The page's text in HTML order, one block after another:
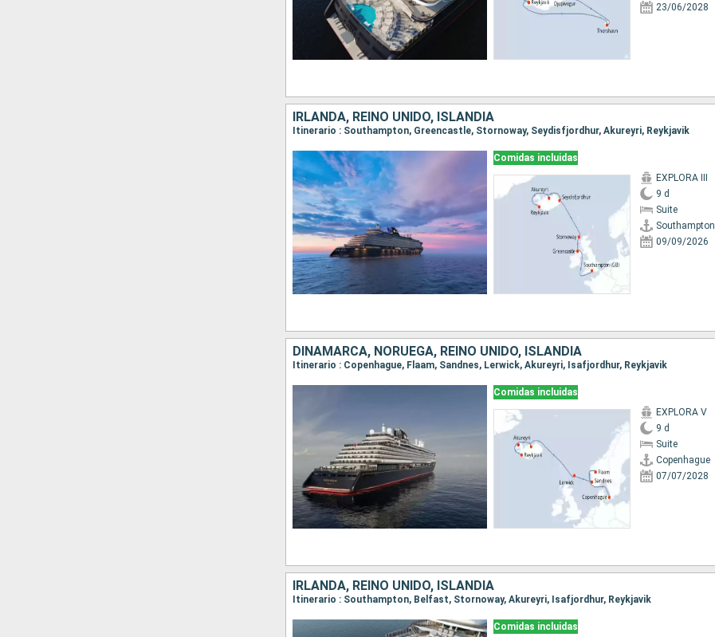
23/06/2028
IRLANDA, REINO UNIDO, ISLANDIA
Itinerario : Southampton, Greencastle, Stornoway, Seydisfjordhur, Akureyri, Reykjavik
Comidas incluidas
EXPLORA III
9 d
Suite
Southampton
09/09/2026
DINAMARCA, NORUEGA, REINO UNIDO, ISLANDIA
Itinerario : Copenhague, Flaam, Sandnes, Lerwick, Akureyri, Isafjordhur, Reykjavik
Comidas incluidas
EXPLORA V
9 d
Suite
Copenhague
07/07/2028
IRLANDA, REINO UNIDO, ISLANDIA
Itinerario : Southampton, Belfast, Stornoway, Akureyri, Isafjordhur, Reykjavik
Comidas incluidas